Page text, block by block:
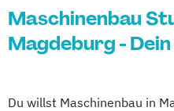
Maschinenbau
Magdeburg -
Du willst Maschinenbau in